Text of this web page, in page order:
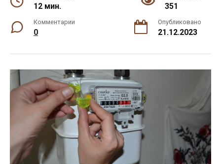
12 мин. 351
Комментарии
0
Опубликовано
21.12.2023